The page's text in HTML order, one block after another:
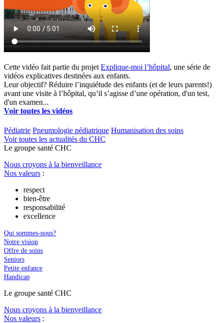
Cette vidéo fait partie du projetExplique-moi l’hôpital, une série de
vidéos explicatives destinées aux enfants.
Leur objectif? Réduire l’inquiétude des enfants (et de leurs parents!)
avant une visite à l’hôpital, qu’il s’agisse d’une opération, d'un test,
d'un examen...
Voir toutes les vidéos
Pédiatrie Pneumologie pédiatrique Humanisation des soins
Voir toutes les actualités du CHC
Le groupe santé CHC
Nous croyons à la bienveillance
Nos valeurs :
respect
bien-être
responsabilité
excellence
Qui sommes-nous?
Notre vision
Offre de soins
Seniors
Petite enfance
Handicap
Le groupe santé CHC
Nous croyons à la bienveillance
Nos valeurs :